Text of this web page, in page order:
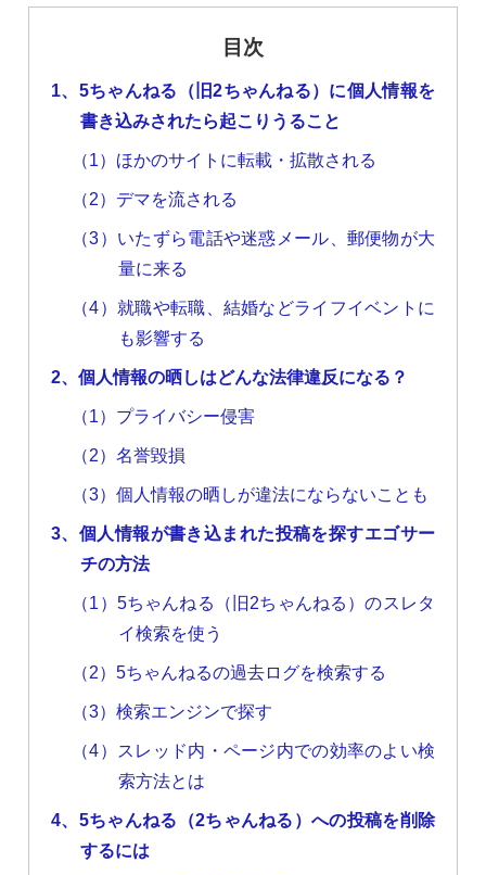
目次
1、5ちゃんねる（旧2ちゃんねる）に個人情報を
書き込みされたら起こりうること
（1）ほかのサイトに転載・拡散される
（2）デマを流される
（3）いたずら電話や迷惑メール、郵便物が大
量に来る
（4）就職や転職、結婚などライフイベントに
も影響する
2、個人情報の晒しはどんな法律違反になる？
（1）プライバシー侵害
（2）名誉毀損
（3）個人情報の晒しが違法にならないことも
3、個人情報が書き込まれた投稿を探すエゴサー
チの方法
（1）5ちゃんねる（旧2ちゃんねる）のスレタ
イ検索を使う
（2）5ちゃんねるの過去ログを検索する
（3）検索エンジンで探す
（4）スレッド内・ページ内での効率のよい検
索方法とは
4、5ちゃんねる（2ちゃんねる）への投稿を削除
するには